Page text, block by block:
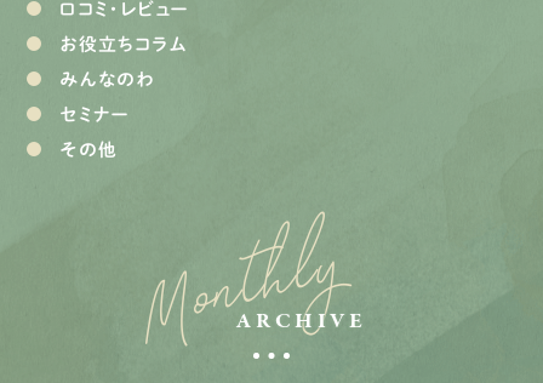
口コミ・レビュー
お役立ちコラム
みんなのわ
セミナー
その他
Monthly
ARCHIVE